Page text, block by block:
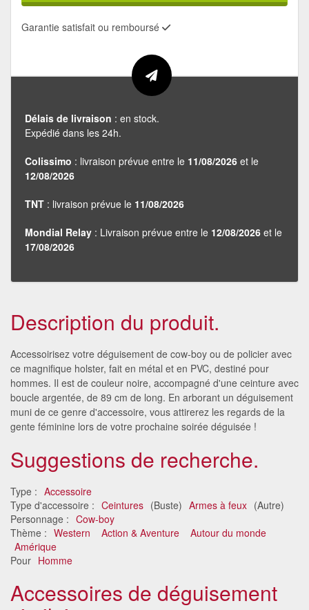
Garantie satisfait ou remboursé
Délais de livraison : en stock.
Expédié dans les 24h.
Colissimo : livraison prévue entre le 11/08/2026 et le
12/08/2026
TNT : livraison prévue le 11/08/2026
Mondial Relay : Livraison prévue entre le 12/08/2026 et le
17/08/2026
Description du produit.
Accessoirisez votre déguisement de cow-boy ou de policier avec
ce magnifique holster, fait en métal et en PVC, destiné pour
hommes. Il est de couleur noire, accompagné d'une ceinture avec
boucle argentée, de 89 cm de long. En arborant un déguisement
muni de ce genre d'accessoire, vous attirerez les regards de la
gente féminine lors de votre prochaine soirée déguisée !
Suggestions de recherche.
Type : Accessoire
Type d'accessoire : Ceintures (Buste) Armes à feux (Autre)
Personnage : Cow-boy
Thème : Western Action & Aventure
Autour du monde
Amérique
Pour Homme
Accessoires de déguisement